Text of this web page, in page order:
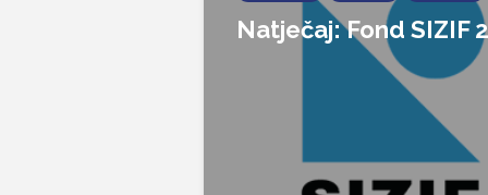
Natječaj: Fond SIZIF